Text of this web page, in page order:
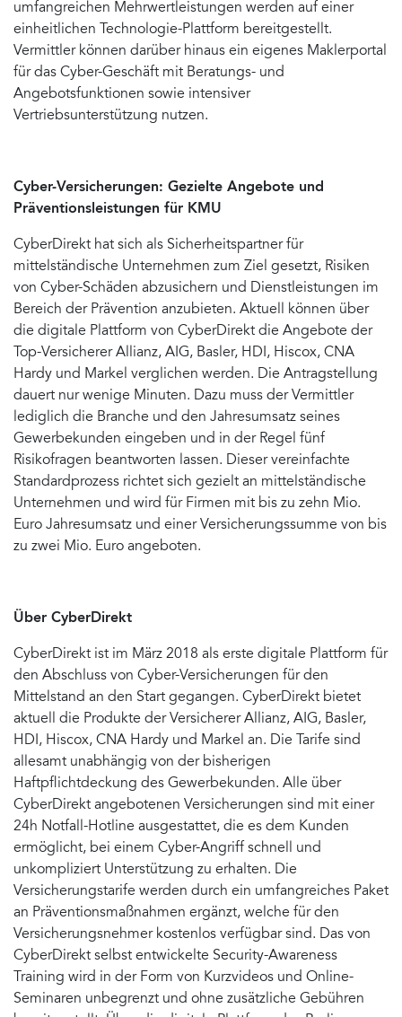
umfangreichen Mehrwertleistungen werden auf einer
einheitlichen Technologie-Plattform bereitgestellt.
Vermittler können darüber hinaus ein eigenes Maklerportal
für das Cyber-Geschäft mit Beratungs- und
Angebotsfunktionen sowie intensiver
Vertriebsunterstützung nutzen.
Cyber-Versicherungen: Gezielte Angebote und
Präventionsleistungen für KMU
CyberDirekt hat sich als Sicherheitspartner für
mittelständische Unternehmen zum Ziel gesetzt, Risiken
von Cyber-Schäden abzusichern und Dienstleistungen im
Bereich der Prävention anzubieten. Aktuell können über
die digitale Plattform von CyberDirekt die Angebote der
Top-Versicherer Allianz, AIG, Basler, HDI, Hiscox, CNA
Hardy und Markel verglichen werden. Die Antragstellung
dauert nur wenige Minuten. Dazu muss der Vermittler
lediglich die Branche und den Jahresumsatz seines
Gewerbekunden eingeben und in der Regel fünf
Risikofragen beantworten lassen. Dieser vereinfachte
Standardprozess richtet sich gezielt an mittelständische
Unternehmen und wird für Firmen mit bis zu zehn Mio.
Euro Jahresumsatz und einer Versicherungssumme von bis
zu zwei Mio. Euro angeboten.
Über CyberDirekt
CyberDirekt ist im März 2018 als erste digitale Plattform für
den Abschluss von Cyber-Versicherungen für den
Mittelstand an den Start gegangen. CyberDirekt bietet
aktuell die Produkte der Versicherer Allianz, AIG, Basler,
HDI, Hiscox, CNA Hardy und Markel an. Die Tarife sind
allesamt unabhängig von der bisherigen
Haftpflichtdeckung des Gewerbekunden. Alle über
CyberDirekt angebotenen Versicherungen sind mit einer
24h Notfall-Hotline ausgestattet, die es dem Kunden
ermöglicht, bei einem Cyber-Angriff schnell und
unkompliziert Unterstützung zu erhalten. Die
Versicherungstarife werden durch ein umfangreiches Paket
an Präventionsmaßnahmen ergänzt, welche für den
Versicherungsnehmer kostenlos verfügbar sind. Das von
CyberDirekt selbst entwickelte Security-Awareness
Training wird in der Form von Kurzvideos und Online-
Seminaren unbegrenzt und ohne zusätzliche Gebühren